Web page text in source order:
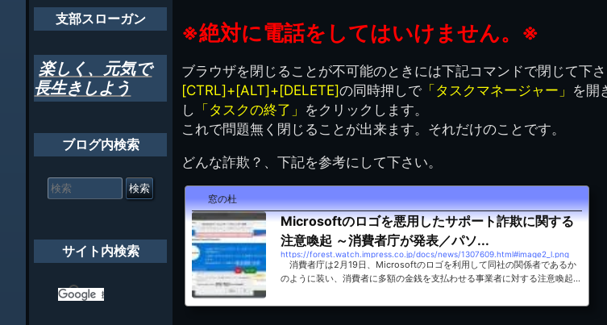
ョ
ン
80周年
栗林氏
津田沼最後
生実初期
200601雪
※絶対に電話をしてはいけません。※
ブラウザを閉じることが不可能のときには下記コマンドで閉じて下さ
[CTRL]+[ALT]+[DELETE]の同時押しで 「タスクマネージャー」 を開
し 「タスクの終了」 をクリックします。
これで問題無く閉じることが出来ます。それだけのことです。
どんな詐欺？、下記を参考にして下さい。
窓の杜
Microsoftのロゴを悪用したサポート詐欺に関する
注意喚起 ～消費者庁が発表／パソ...
https://forest.watch.impress.co.jp/docs/news/1307609.html#image2_l.png
消費者庁は2月19日、Microsoftのロゴを利用して同社の関係者であるか
のように装い、消費者に多額の金銭を支払わせる事業者に対する注意喚起を
公表した。
支部スローガン
楽しく、元気で
長生きしよう
ブログ内検索
索
対
サイト内検索